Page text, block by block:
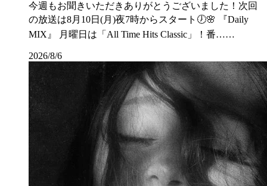
今週もお聞きいただきありがとうございました！次回
の放送は8月10日(月)夜7時からスタート🕖🌸 『Daily
MIX』 月曜日は「All Time Hits Classic」！番……
2026/8/6